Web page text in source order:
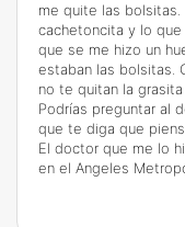
me quite las
cachetoncita y lo
que se me hizo un
estaban las bolsitas.
no te quitan la
Podrías preguntar al
que te diga que
El doctor que me lo
en el Angeles